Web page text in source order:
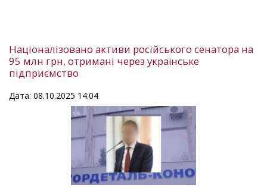
Націоналізовано активи російського сенатора на
95 млн грн, отримані через українське
підприємство
Дата: 08.10.2025 14:04